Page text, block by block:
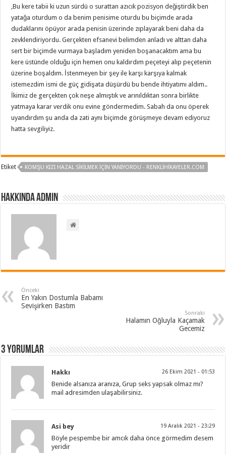
,Bu kere tabii ki uzun sürdü o surattan azıcık pozisyon değiştirdik ben
yatağa oturdum o da benim penisime oturdu bu biçimde arada
dudaklarını öpüyor arada penisin üzerinde zıplayarak beni daha da
zevklendiriyordu. Gerçekten efsanevi belimden anladı ve alttan daha
sert bir biçimde vurmaya başladım yeniden boşanacaktım ama bu
kere üstünde olduğu için hemen onu kaldırdım peçeteyi alıp peçetenin
üzerine boşaldım. İstenmeyen bir şey ile karşı karşıya kalmak
istemezdim ismi de güç gidişata düşürdü bu bende ihtiyatımı aldım..
İkimiz de gerçekten çok neşe almıştık ve arınıldıktan sonra birlikte
yatmaya karar verdik onu evine göndermedim. Sabah da onu öperek
uyandırdım şu anda da zati aynı biçimde görüşmeye devam ediyoruz
hatta sevgiliyiz.
Etiket KOMŞU KIZI HAZAL SIKILMEK İÇIN YANIYORDU - RENKLIHIKAYELER.COM
Hakkında admin
Önceki
En Yakın Dostumla Babamı
Sevişirken Bastım
Sonraki
Halamın Oğluyla Kaçamak
Gecemiz
3 Yorumlar
Hakkı 26 Ekim 2021 - 01:53
Benide alsanıza aranıza, Grup seks yapsak olmaz mı?
mail adresimden ulaşabilirsiniz.
Asi bey 19 Aralık 2021 - 23:29
Böyle pespembe bir amcık daha önce görmedim desem
yeridir